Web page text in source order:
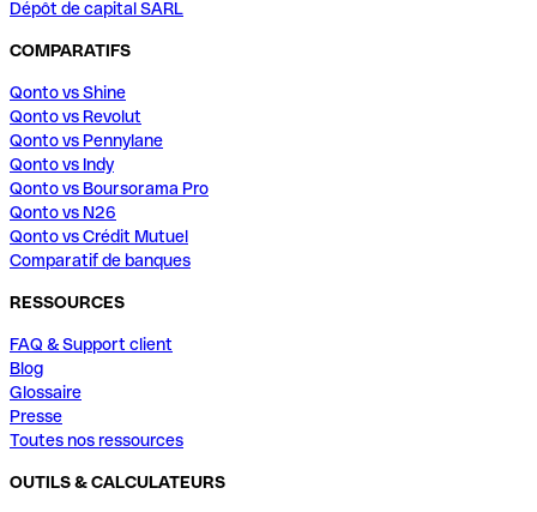
Dépôt de capital SARL
COMPARATIFS
Qonto vs Shine
Qonto vs Revolut
Qonto vs Pennylane
Qonto vs Indy
Qonto vs Boursorama Pro
Qonto vs N26
Qonto vs Crédit Mutuel
Comparatif de banques
RESSOURCES
FAQ & Support client
Blog
Glossaire
Presse
Toutes nos ressources
OUTILS & CALCULATEURS